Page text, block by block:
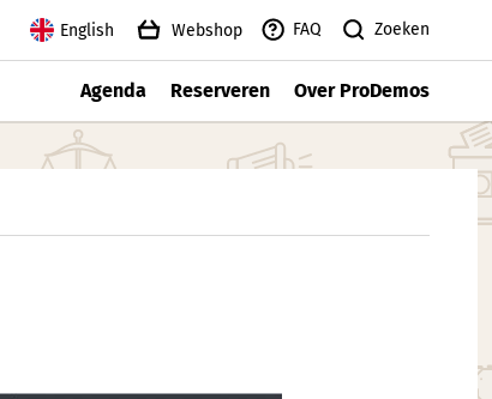
English Webshop FAQ Zoeken
Agenda Reserveren Over ProDemos